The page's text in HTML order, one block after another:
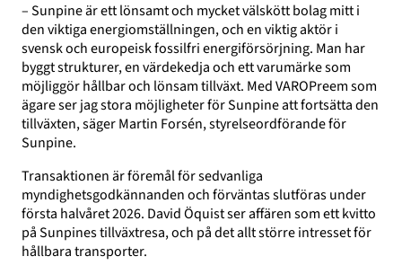
– Sunpine är ett lönsamt och mycket välskött bolag mitt i
den viktiga energiomställningen, och en viktig aktör i
svensk och europeisk fossilfri energiförsörjning. Man har
byggt strukturer, en värdekedja och ett varumärke som
möjliggör hållbar och lönsam tillväxt. Med VAROPreem som
ägare ser jag stora möjligheter för Sunpine att fortsätta den
tillväxten, säger Martin Forsén, styrelseordförande för
Sunpine.
Transaktionen är föremål för sedvanliga
myndighetsgodkännanden och förväntas slutföras under
första halvåret 2026. David Öquist ser affären som ett kvitto
på Sunpines tillväxtresa, och på det allt större intresset för
hållbara transporter.